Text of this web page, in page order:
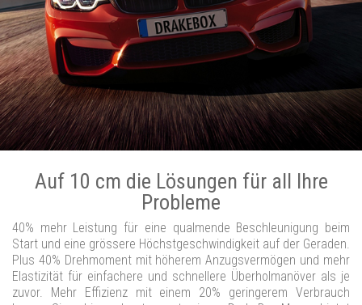
Auf 10 cm die Lösungen für all Ihre
Probleme
40% mehr Leistung für eine qualmende Beschleunigung beim
Start und eine grössere Höchstgeschwindigkeit auf der Geraden.
Plus 40% Drehmoment mit höherem Anzugsvermögen und mehr
Elastizität für einfachere und schnellere Überholmanöver als je
zuvor. Mehr Effizienz mit einem 20% geringerem Verbrauch